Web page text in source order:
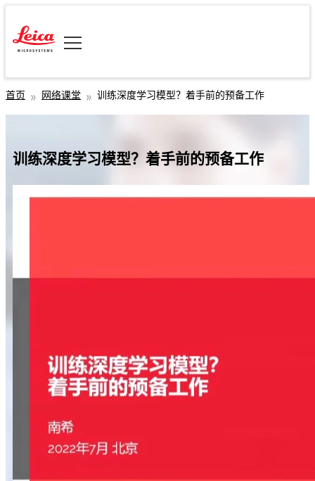
首页 网络课堂 训练深度学习模型？着手前的预备工作
训练深度学习模型？着手前的预备工作